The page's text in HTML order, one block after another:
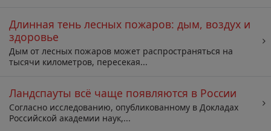
Длинная тень лесных пожаров: дым, воздух и
здоровье
Дым от лесных пожаров может распространяться на
тысячи километров, пересекая...
Ландспауты всё чаще появляются в России
Согласно исследованию, опубликованному в Докладах
Российской академии наук,...